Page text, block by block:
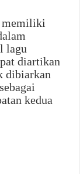
memiliki
lagu
diartikan
dibiarkan
kedua